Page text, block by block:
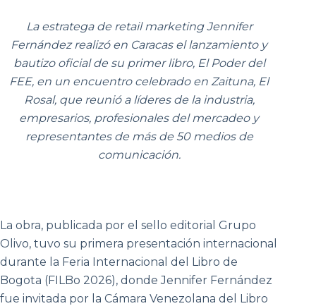
La estratega de retail marketing Jennifer
Fernández realizó en Caracas el lanzamiento y
bautizo oficial de su primer libro, El Poder del
FEE, en un encuentro celebrado en Zaituna, El
Rosal, que reunió a líderes de la industria,
empresarios, profesionales del mercadeo y
representantes de más de 50 medios de
comunicación.
La obra, publicada por el sello editorial Grupo
Olivo, tuvo su primera presentación internacional
durante la Feria Internacional del Libro de
Bogota (FILBo 2026), donde Jennifer Fernández
fue invitada por la Cámara Venezolana del Libro